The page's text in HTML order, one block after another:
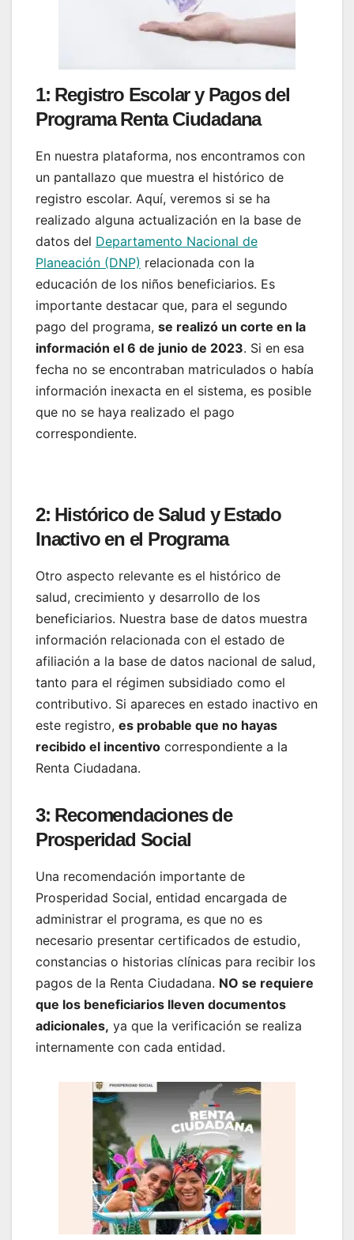
1: Registro Escolar y Pagos del
Programa Renta Ciudadana
En nuestra plataforma, nos encontramos con
un pantallazo que muestra el histórico de
registro escolar. Aquí, veremos si se ha
realizado alguna actualización en la base de
datos del Departamento Nacional de
Planeación (DNP) relacionada con la
educación de los niños beneficiarios. Es
importante destacar que, para el segundo
pago del programa, se realizó un corte en la
información el 6 de junio de 2023. Si en esa
fecha no se encontraban matriculados o había
información inexacta en el sistema, es posible
que no se haya realizado el pago
correspondiente.
2: Histórico de Salud y Estado
Inactivo en el Programa
Otro aspecto relevante es el histórico de
salud, crecimiento y desarrollo de los
beneficiarios. Nuestra base de datos muestra
información relacionada con el estado de
afiliación a la base de datos nacional de salud,
tanto para el régimen subsidiado como el
contributivo. Si apareces en estado inactivo en
este registro, es probable que no hayas
recibido el incentivo correspondiente a la
Renta Ciudadana.
3: Recomendaciones de
Prosperidad Social
Una recomendación importante de
Prosperidad Social, entidad encargada de
administrar el programa, es que no es
necesario presentar certificados de estudio,
constancias o historias clínicas para recibir los
pagos de la Renta Ciudadana. NO se requiere
que los beneficiarios lleven documentos
adicionales, ya que la verificación se realiza
internamente con cada entidad.